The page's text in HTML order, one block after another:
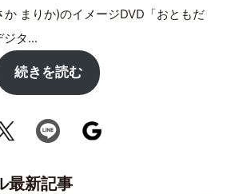
まりか)のイメージDVD「おともだ
ジタ...
続きを読む
最新記事